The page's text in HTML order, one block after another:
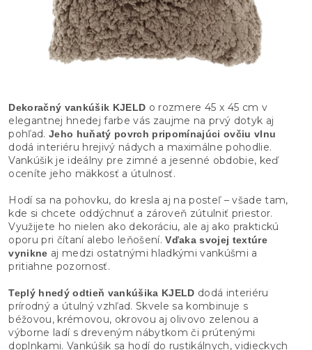
Dekoračný vankúšik KJELD o rozmere 45 x 45 cm v
elegantnej hnedej farbe vás zaujme na prvý dotyk aj
pohľad. Jeho huňatý povrch pripomínajúci ovčiu vlnu
dodá interiéru hrejivý nádych a maximálne pohodlie.
Vankúšik je ideálny pre zimné a jesenné obdobie, keď
oceníte jeho mäkkosť a útulnosť.
Hodí sa na pohovku, do kresla aj na posteľ – všade tam,
kde si chcete oddýchnuť a zároveň zútulniť priestor.
Využijete ho nielen ako dekoráciu, ale aj ako praktickú
oporu pri čítaní alebo leňošení. Vďaka svojej textúre
vynikne aj medzi ostatnými hladkými vankúšmi a
pritiahne pozornosť.
Teplý hnedý odtieň vankúšika KJELD dodá interiéru
prírodný a útulný vzhľad. Skvele sa kombinuje s
béžovou, krémovou, okrovou aj olivovo zelenou a
výborne ladí s dreveným nábytkom či prútenými
doplnkami. Vankúšik sa hodí do rustikálnych, vidieckych